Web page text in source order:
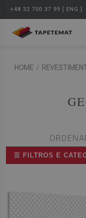
+48 32 700 37 99 [ ENG ]
HOME /
☰ FILTROS E